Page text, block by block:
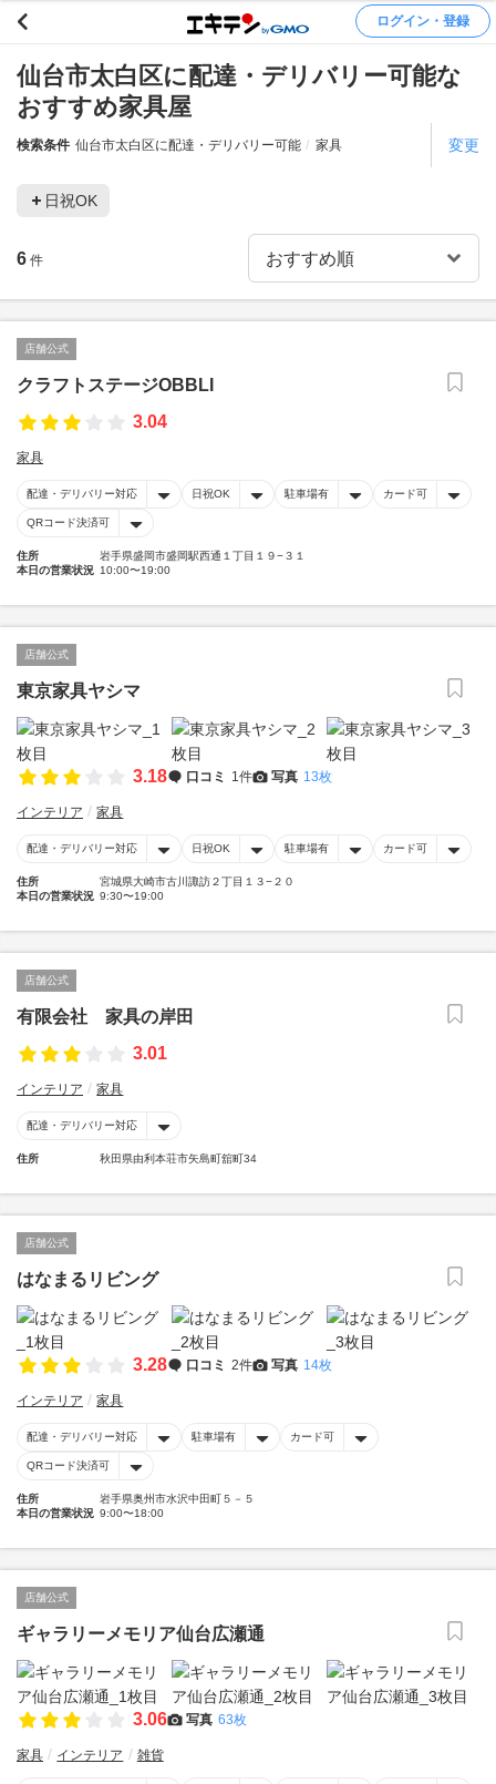
ログイン・登録
仙台市太白区に配達・デリバリー可能な
おすすめ家具屋
検索条件 仙台市太白区に配達・デリバリー可能 家具 変更
日祝OK
6 件
店舗公式
クラフトステージOBBLI
3.04
家具
配達・デリバリー対応 日祝OK 駐車場有 カード可
QRコード決済可
住所
岩手県盛岡市盛岡駅西通１丁目１９−３１
本日の営業状況 10:00〜19:00
店舗公式
東京家具ヤシマ
3.18 口コミ 1件 写真 13枚
インテリア 家具
配達・デリバリー対応 日祝OK 駐車場有 カード可
住所
宮城県大崎市古川諏訪２丁目１３−２０
本日の営業状況 9:30〜19:00
店舗公式
有限会社 家具の岸田
3.01
インテリア 家具
配達・デリバリー対応
住所 秋田県由利本荘市矢島町舘町34
店舗公式
はなまるリビング
3.28 口コミ 2件 写真 14枚
インテリア 家具
配達・デリバリー対応 駐車場有 カード可
QRコード決済可
住所
岩手県奥州市水沢中田町５－５
本日の営業状況 9:00〜18:00
店舗公式
ギャラリーメモリア仙台広瀬通
3.06 写真 63枚
家具 インテリア 雑貨